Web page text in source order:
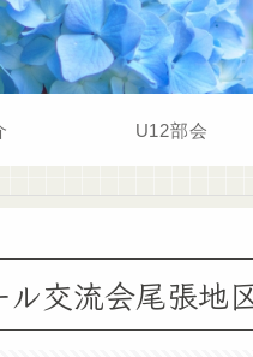
U12部会
ル交流会尾